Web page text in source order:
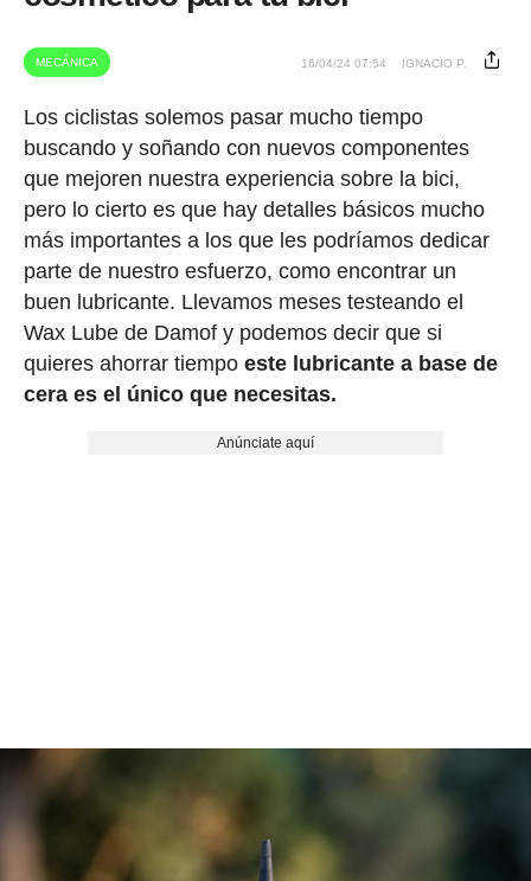
MECÁNICA 16/04/24 07:54 IGNACIO P.
Los ciclistas solemos pasar mucho tiempo
buscando y soñando con nuevos componentes
que mejoren nuestra experiencia sobre la bici,
pero lo cierto es que hay detalles básicos mucho
más importantes a los que les podríamos dedicar
parte de nuestro esfuerzo, como encontrar un
buen lubricante. Llevamos meses testeando el
Wax Lube de Damof y podemos decir que si
quieres ahorrar tiempo este lubricante a base de
cera es el único que necesitas.
Anúnciate aquí